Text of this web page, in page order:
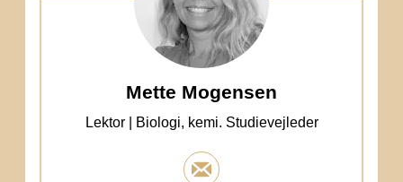
Mette Mogensen
Lektor | Biologi, kemi. Studievejleder